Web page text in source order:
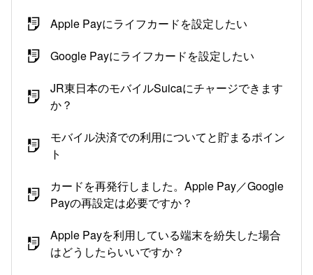
Apple Payにライフカードを設定したい
Google Payにライフカードを設定したい
JR東日本のモバイルSuicaにチャージできます
か？
モバイル決済での利用についてと貯まるポイン
ト
カードを再発行しました。Apple Pay／Google
Payの再設定は必要ですか？
Apple Payを利用している端末を紛失した場合
はどうしたらいいですか？